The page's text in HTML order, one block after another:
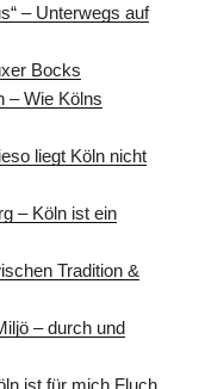
– Unterwegs auf
Bocks
– Wie Kölns
liegt Köln nicht
– Köln ist ein
Tradition &
– durch und
ist für mich Fluch